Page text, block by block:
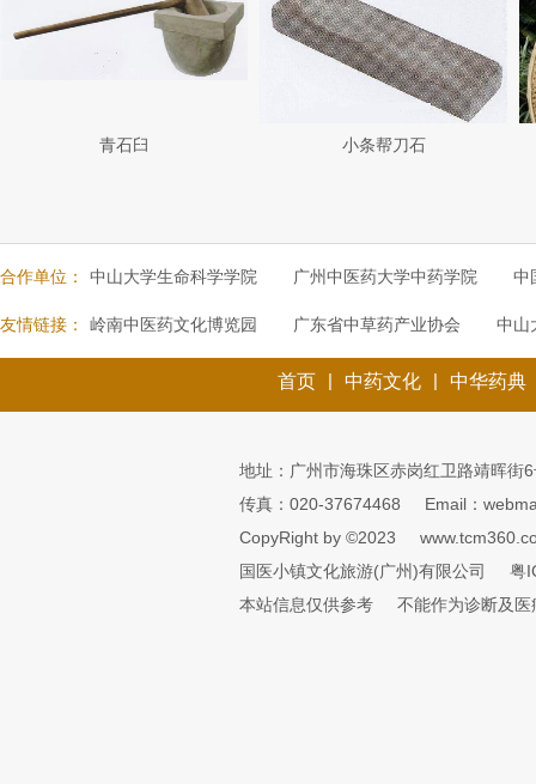
青石臼 小条帮刀石
合作单位： 中山大学生命科学学院 广州中医药大学中药学院 中
友情链接： 岭南中医药文化博览园 广东省中草药产业协会 中山
首页 | 中药文化 | 中华药典
地址：广州市海珠区赤岗红卫路靖晖街
传真：020-37674468
Email：
CopyRight by ©2023
国医小镇文化旅游(广州)有限公司
粤
本站信息仅供参考
不能作为诊断及医